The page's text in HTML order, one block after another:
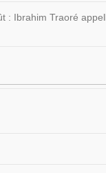
: Ibrahim Traoré